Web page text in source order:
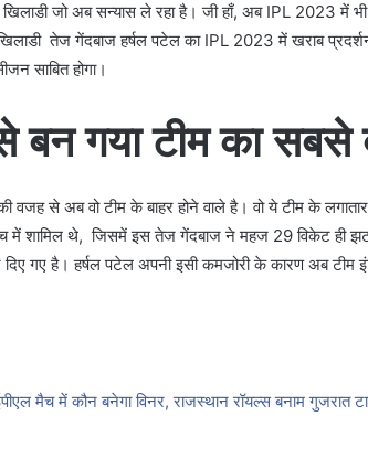
जो अब सन्यास ले रहा है। जी हाँ, अब IPL 2023 में
तेज गेंदबाज हर्षल पटेल का IPL 2023 में खराब
साबित होगा।
बन गया टीम का सबसे
वजह से अब वो टीम के बाहर होने वाले है। वो ये टीम के
में शामिल थे, जिसमें इस तेज गेंदबाज ने महज 29 विकेट ही
गए है। हर्षल पटेल अपनी इसी कमजोरी के कारण अब टीम
मैच में कौन बनेगा विनर, राजस्थान रॉयल्स बनाम गुजरात